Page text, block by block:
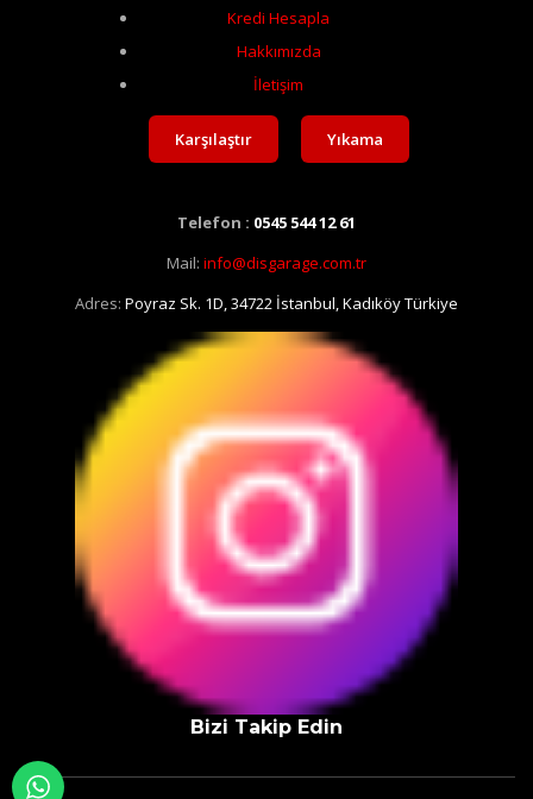
Kredi Hesapla
Hakkımızda
İletişim
Karşılaştır Yıkama
Telefon : 0545 544 12 61
Mail: info@disgarage.com.tr
Adres: Poyraz Sk. 1D, 34722 İstanbul, Kadıköy Türkiye
Bizi Takip Edin